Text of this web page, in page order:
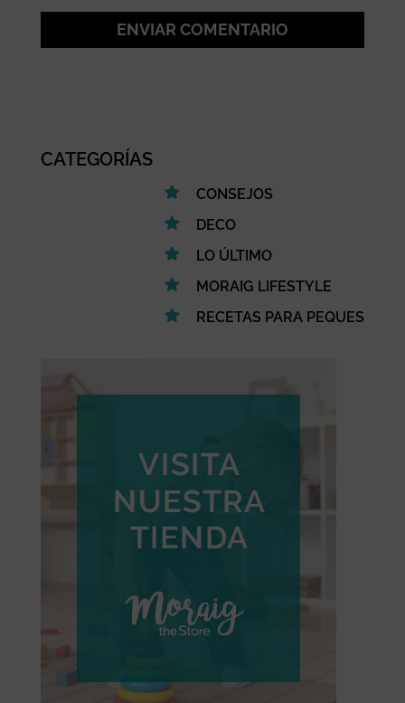
ENVIAR COMENTARIO
CATEGORÍAS
CONSEJOS
DECO
LO ÚLTIMO
MORAIG LIFESTYLE
RECETAS PARA PEQUES